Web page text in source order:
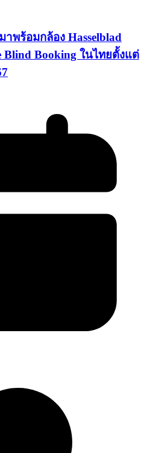
าพร้อมกล้อง Hasselblad
Blind Booking ในไทยตั้งแต่